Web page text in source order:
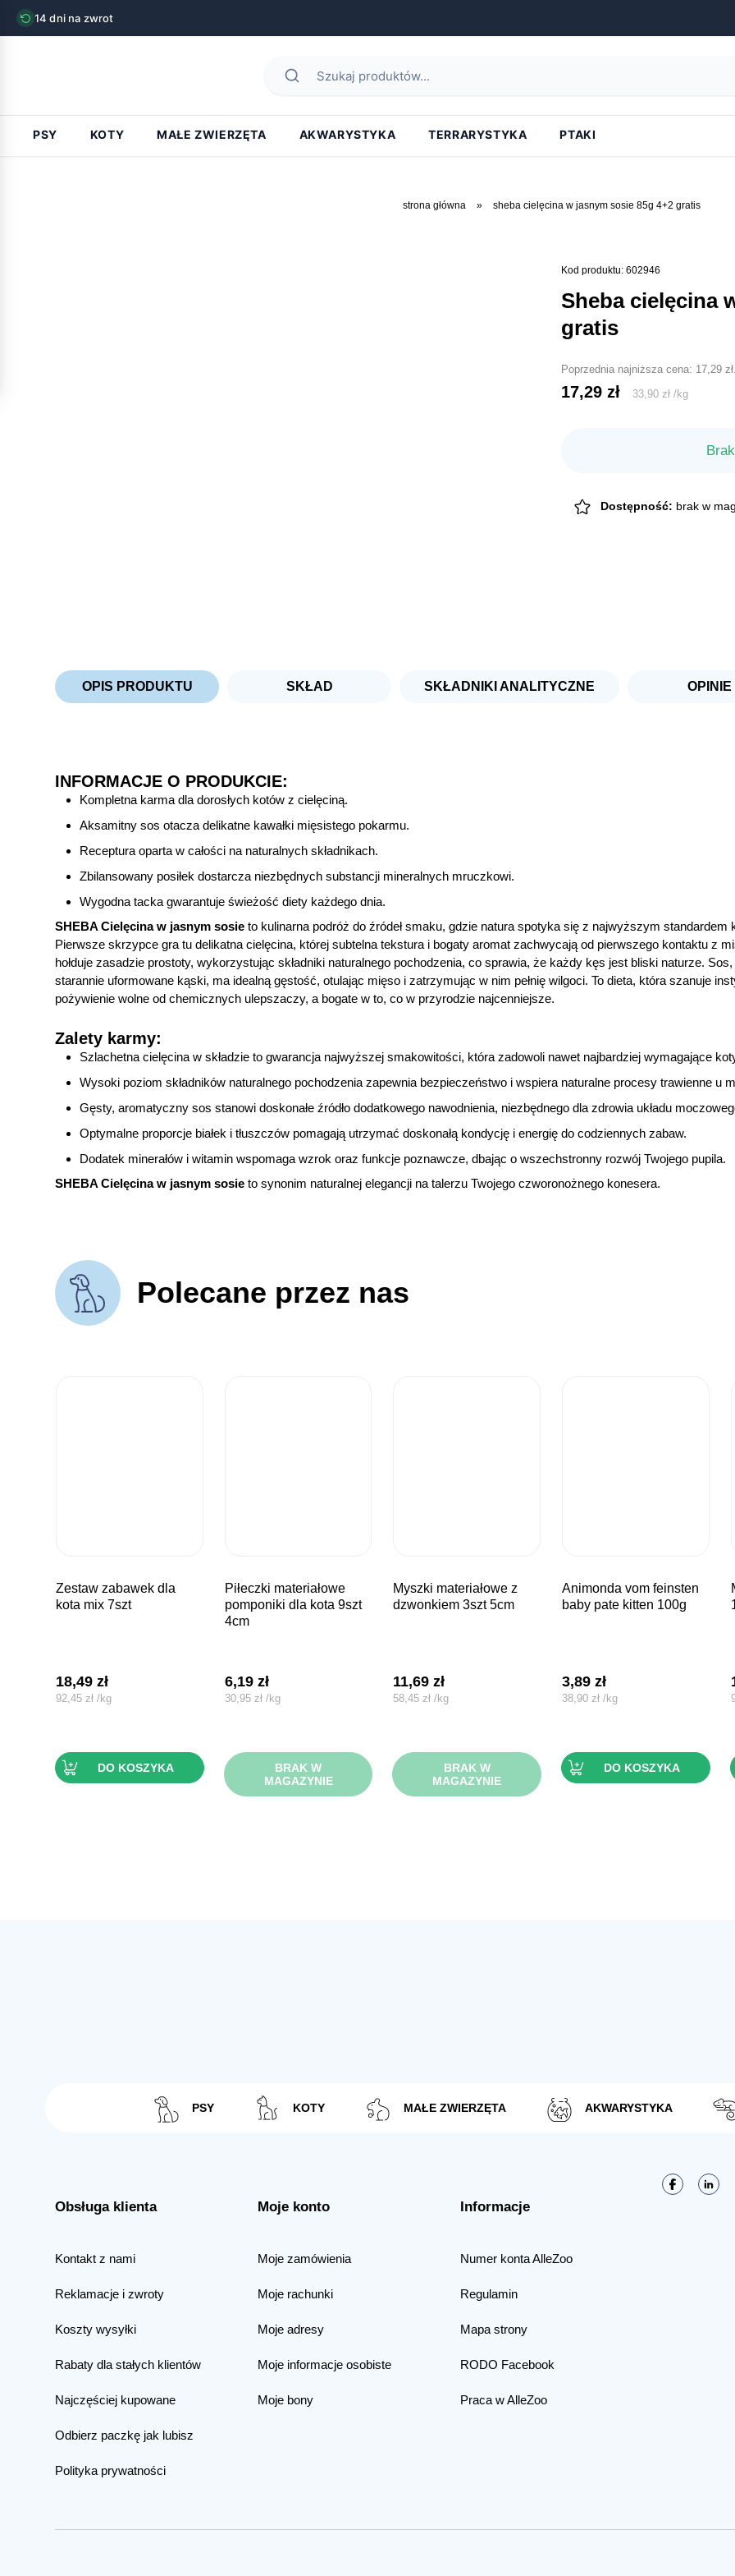
14 dni na zwrot
PSY KOTY MAŁE ZWIERZĘTA AKWARYSTYKA TERRARYSTYKA PTAKI
strona główna » sheba cielęcina w jasnym sosie 85g 4+2 gratis
Kod produktu: 602946
sheba cielęcina w jasnym sosie 85g 4+2
gratis
Poprzednia najniższa cena: 17,29 zł.
17,29 zł 33,90 zł /kg
Dostępność: brak w
OPIS PRODUKTU SKŁAD SKŁADNIKI ANALITYCZNE OPINIE
INFORMACJE O PRODUKCIE:
Kompletna karma dla dorosłych kotów z cielęciną.
Aksamitny sos otacza delikatne kawałki mięsistego pokarmu.
Receptura oparta w całości na naturalnych składnikach.
Zbilansowany posiłek dostarcza niezbędnych substancji mineralnych mruczkowi.
Wygodna tacka gwarantuje świeżość diety każdego dnia.
SHEBA Cielęcina w jasnym sosie to kulinarna podróż do źródeł smaku, gdzie natura spotyka się z najwyższym standardem
Pierwsze skrzypce gra tu delikatna cielęcina, której subtelna tekstura i bogaty aromat zachwycają od pierwszego kontaktu z
hołduje zasadzie prostoty, wykorzystując składniki naturalnego pochodzenia, co sprawia, że każdy kęs jest bliski naturze.
starannie uformowane kąski, ma idealną gęstość, otulając mięso i zatrzymując w nim pełnię wilgoci. To dieta, która szanuje
pożywienie wolne od chemicznych ulepszaczy, a bogate w to, co w przyrodzie najcenniejsze.
Zalety karmy:
Szlachetna cielęcina w składzie to gwarancja najwyższej smakowitości, która zadowoli nawet najbardziej wymagające
Wysoki poziom składników naturalnego pochodzenia zapewnia bezpieczeństwo i wspiera naturalne procesy trawienne u
Gęsty, aromatyczny sos stanowi doskonałe źródło dodatkowego nawodnienia, niezbędnego dla zdrowia układu
Optymalne proporcje białek i tłuszczów pomagają utrzymać doskonałą kondycję i energię do codziennych zabaw.
Dodatek minerałów i witamin wspomaga wzrok oraz funkcje poznawcze, dbając o wszechstronny rozwój Twojego pupila.
SHEBA Cielęcina w jasnym sosie to synonim naturalnej elegancji na talerzu Twojego czworonożnego konesera.
Polecane przez nas
zestaw zabawek dla
kota mix 7szt
18,49zł
92,45zł /kg
DO KOSZYKA
piłeczki materiałowe
pomponiki dla kota 9szt
4cm
6,19 zł
30,95 zł /kg
BRAK W
MAGAZYNIE
myszki materiałowe z
dzwonkiem 3szt 5cm
11,69zł
58,45zł /kg
BRAK W
MAGAZYNIE
animonda vom feinsten
baby pate kitten 100g
3,89 zł
38,90 zł /kg
DO KOSZYKA
PSY KOTY MAŁE ZWIERZĘTA AKWARYSTYKA
Obsługa klienta
Kontakt z nami
Reklamacje i zwroty
Koszty wysyłki
Rabaty dla stałych klientów
Najczęściej kupowane
Odbierz paczkę jak lubisz
Polityka prywatności
Moje konto
Moje zamówienia
Moje rachunki
Moje adresy
Moje informacje osobiste
Moje bony
Informacje
Numer konta AlleZoo
Regulamin
Mapa strony
RODO Facebook
Praca w AlleZoo